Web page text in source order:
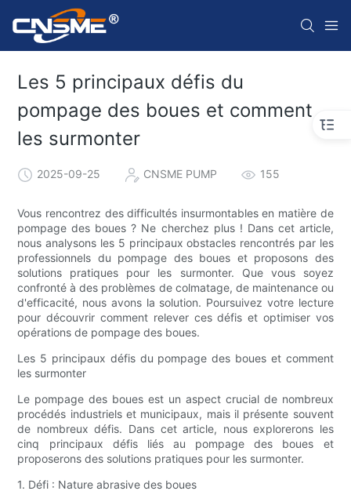
Les 5 principaux défis du
pompage des boues et comment
les surmonter
2025-09-25 CNSME PUMP 155
Vous rencontrez des difficultés insurmontables en matière de
pompage des boues ? Ne cherchez plus ! Dans cet article,
nous analysons les 5 principaux obstacles rencontrés par les
professionnels du pompage des boues et proposons des
solutions pratiques pour les surmonter. Que vous soyez
confronté à des problèmes de colmatage, de maintenance ou
d'efficacité, nous avons la solution. Poursuivez votre lecture
pour découvrir comment relever ces défis et optimiser vos
opérations de pompage des boues.
Les 5 principaux défis du pompage des boues et comment
les surmonter
Le pompage des boues est un aspect crucial de nombreux
procédés industriels et municipaux, mais il présente souvent
de nombreux défis. Dans cet article, nous explorerons les
cinq principaux défis liés au pompage des boues et
proposerons des solutions pratiques pour les surmonter.
1. Défi : Nature abrasive des boues